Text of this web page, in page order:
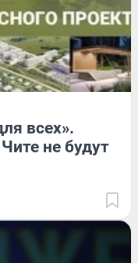
всех».
не будут